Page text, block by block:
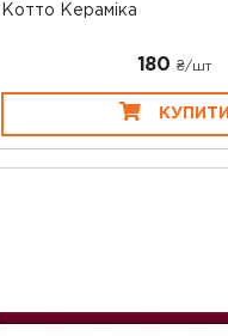
Котто Кераміка
180 ₴/шт
КУПИТИ